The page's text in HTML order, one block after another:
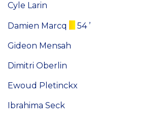
Cyle Larin
Damien Marcq 54 ’
Gideon Mensah
Dimitri Oberlin
Ewoud Pletinckx
Ibrahima Seck